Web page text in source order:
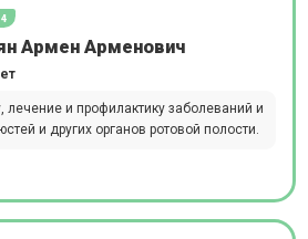
4
Армен Арменович
лечение и профилактику заболеваний и
и других органов ротовой полости.